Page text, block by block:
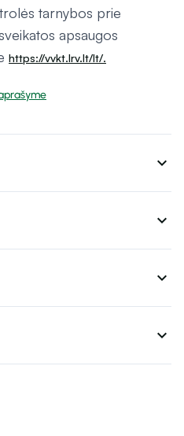
tarnybos prie
apsaugos
https://vvkt.lrv.lt/lt/.
expand_more
expand_more
expand_more
expand_more